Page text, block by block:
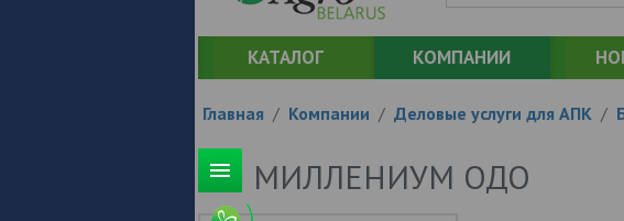
КАТАЛОГ КОМПАНИИ
Главная / Компании / Деловые услуги для АПК /
МИЛЛЕНИУМ ОДО